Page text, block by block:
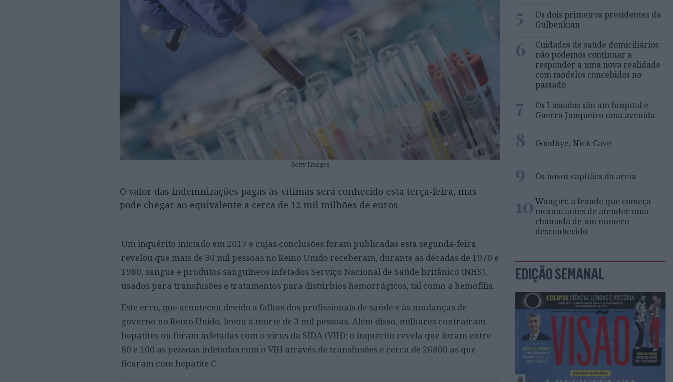
Getty Images
O valor das indemnizações pagas às vítimas será conhecido esta terça-feira, mas
pode chegar ao equivalente a cerca de 12 mil milhões de euros
Um inquérito iniciado em 2017 e cujas conclusões foram publicadas esta segunda-feira
revelou que mais de 30 mil pessoas no Reino Unido receberam, durante as décadas de 1970 e
1980, sangue e produtos sanguíneos infetados Serviço Nacional de Saúde britânico (NHS),
usados para transfusões e tratamentos para distúrbios hemorrágicos, tal como a hemofilia.
Este erro, que aconteceu devido a falhas dos profissionais de saúde e às mudanças de
governo no Reino Unido, levou à morte de 3 mil pessoas. Além disso, milhares contraíram
hepatites ou foram infetadas com o vírus da SIDA (VIH): o inquérito revela que foram entre
80 e 100 as pessoas infetadas com o VIH através de transfusões e cerca de 26800 as que
ficaram com hepatite C.
5
Os dois primeiros presidentes da
Gulbenkian
6
Cuidados de saúde domiciliários:
não podemos continuar a
responder a uma nova realidade
com modelos concebidos no
passado
7
Os Lusíadas são um hospital e
Guerra Junqueiro uma avenida
8 Goodbye, Nick Cave
9 Os novos capitães da areia
10Wangiri: a fraude que começa
mesmo antes de atender uma
chamada de um número
desconhecido
EDIÇÃO SEMANAL